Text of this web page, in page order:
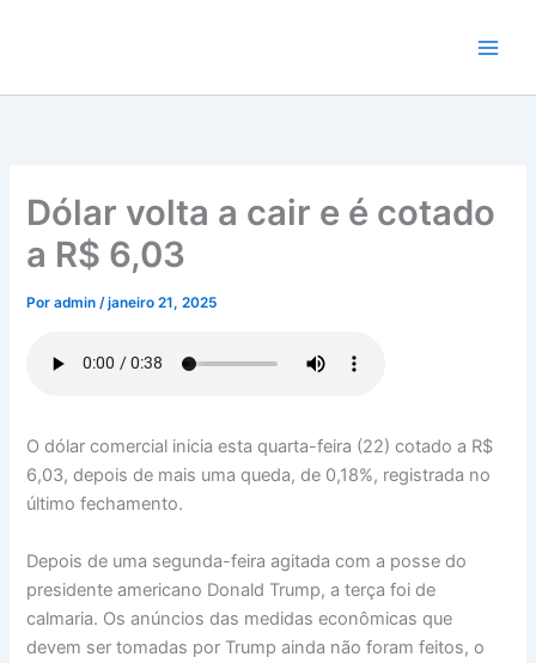
conteúdo
Dólar volta a cair e é cotado
a R$ 6,03
Poradmin/janeiro 21, 2025
O dólar comercial inicia esta quarta-feira (22) cotado a R$
6,03, depois de mais uma queda, de 0,18%, registrada no
último fechamento.
Depois de uma segunda-feira agitada com a posse do
presidente americano Donald Trump, a terça foi de
calmaria. Os anúncios das medidas econômicas que
devem ser tomadas por Trump ainda não foram feitos, o